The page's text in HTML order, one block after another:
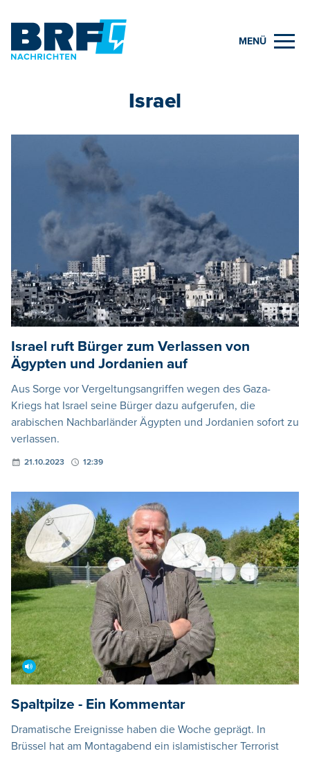
MENÜ
Israel
Israel ruft Bürger zum Verlassen von
Ägypten und Jordanien auf
Aus Sorge vor Vergeltungsangriffen wegen des Gaza-
Kriegs hat Israel seine Bürger dazu aufgerufen, die
arabischen Nachbarländer Ägypten und Jordanien sofort zu
verlassen.
21.10.2023 12:39
Spaltpilze - Ein Kommentar
Dramatische Ereignisse haben die Woche geprägt. In
Brüssel hat am Montagabend ein islamistischer Terrorist